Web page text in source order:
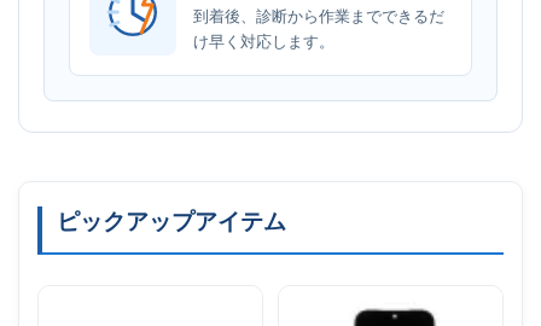
到着後、診断から作業までできるだ
け早く対応します。
ピックアップアイテム